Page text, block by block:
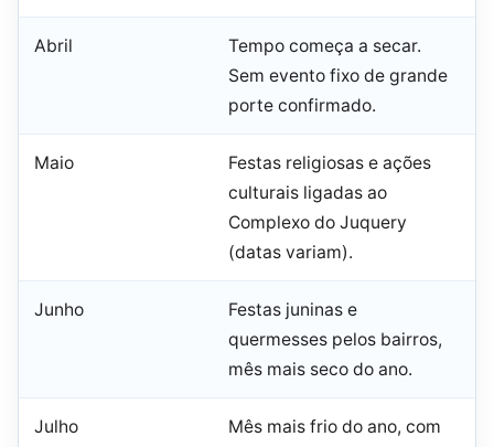
Abril
Tempo começa a secar.
Sem evento fixo de grande
porte confirmado.
Maio
Festas religiosas e ações
culturais ligadas ao
Complexo do Juquery
(datas variam).
Junho
Festas juninas e
quermesses pelos bairros,
mês mais seco do ano.
Julho
Mês mais frio do ano, com